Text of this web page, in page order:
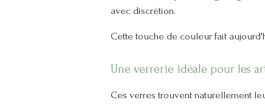
avec discrétion.
Cette touche de couleur fait
Une verrerie idéale pour les
Ces verres trouvent naturellement